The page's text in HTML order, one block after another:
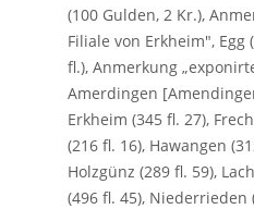
(100 Gulden, 2 Kr.),
Filiale von Erkheim", Egg
fl.), Anmerkung
Amerdingen
Erkheim (345 fl. 27),
(216 fl. 16), Hawangen
Holzgünz (289 fl. 59),
(496 fl. 45), Niederrieden